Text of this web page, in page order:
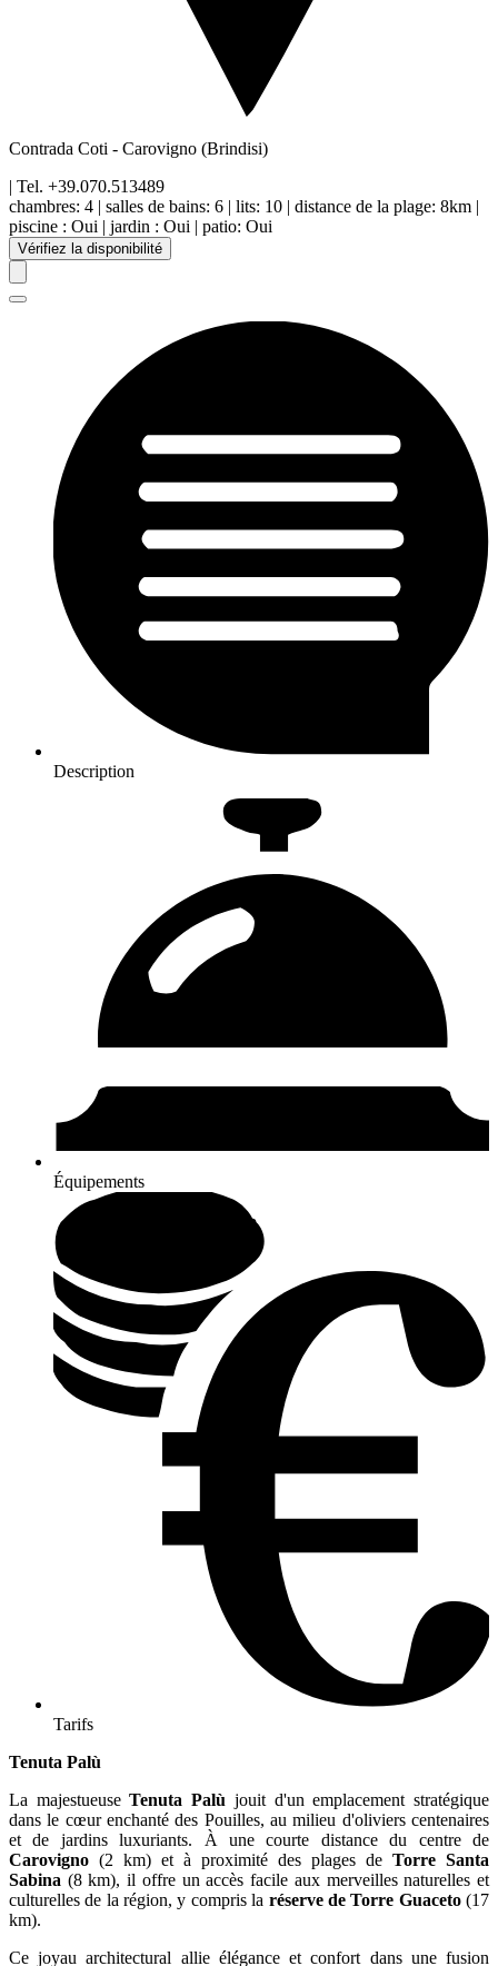
Contrada Coti - Carovigno (Brindisi)
| Tel. +39.070.513489
chambres: 4 | salles de bains: 6 | lits: 10 | distance de la plage: 8km |
piscine : Oui | jardin : Oui | patio: Oui
Vérifiez la disponibilité
Description
Équipements
Tarifs
Tenuta Palù
La majestueuseTenuta Palù jouit d'un emplacement stratégique
dans le cœur enchanté des Pouilles, au milieu d'oliviers centenaires
et de jardins luxuriants. À une courte distance du centre de
Carovigno (2 km) et à proximité des plages de Torre Santa
Sabina (8 km), il offre un accès facile aux merveilles naturelles et
culturelles de la région, y compris la réserve de Torre Guaceto(17
km).
Ce joyau architectural allie élégance et confort dans une fusion